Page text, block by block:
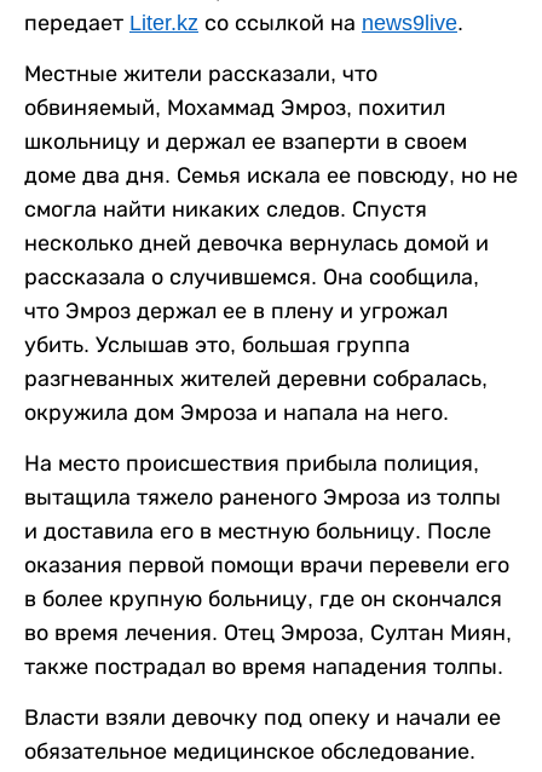
передает Liter.kz со ссылкой на news9live.
Местные жители рассказали, что
обвиняемый, Мохаммад Эмроз, похитил
школьницу и держал ее взаперти в своем
доме два дня. Семья искала ее повсюду, но не
смогла найти никаких следов. Спустя
несколько дней девочка вернулась домой и
рассказала о случившемся. Она сообщила,
что Эмроз держал ее в плену и угрожал
убить. Услышав это, большая группа
разгневанных жителей деревни собралась,
окружила дом Эмроза и напала на него.
На место происшествия прибыла полиция,
вытащила тяжело раненого Эмроза из толпы
и доставила его в местную больницу. После
оказания первой помощи врачи перевели его
в более крупную больницу, где он скончался
во время лечения. Отец Эмроза, Султан Миян,
также пострадал во время нападения толпы.
Власти взяли девочку под опеку и начали ее
обязательное медицинское обследование.